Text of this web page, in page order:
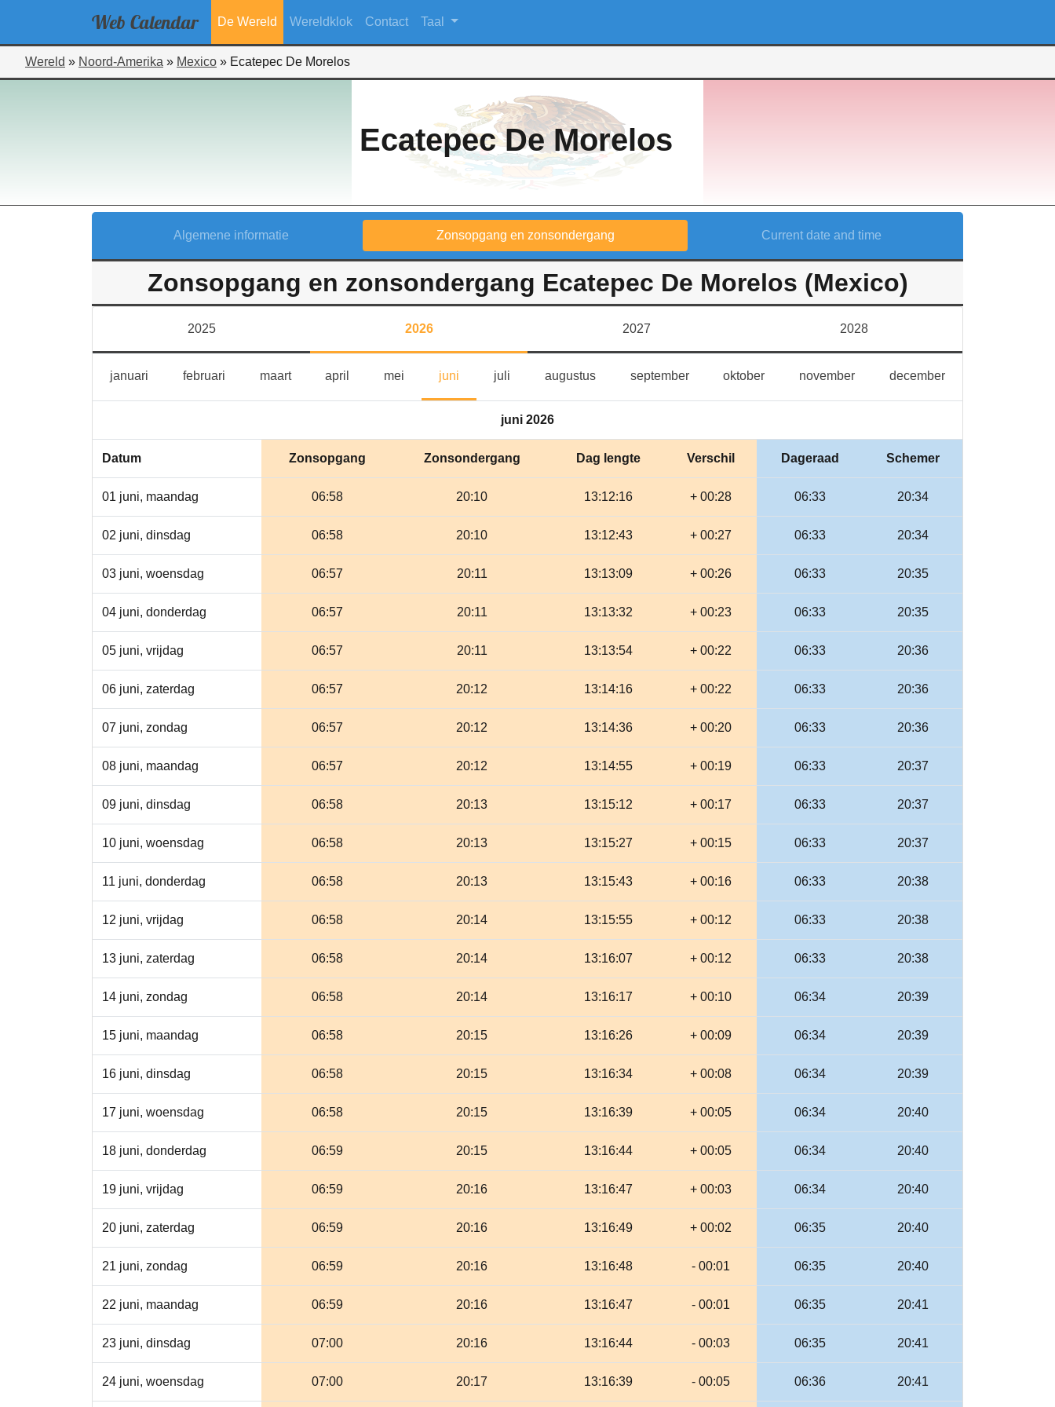
Web Calendar De Wereld Wereldklok Contact Taal
Wereld » Noord-Amerika » Mexico » Ecatepec De Morelos
Ecatepec De Morelos
Algemene informatie Zonsopgang en zonsondergang Current date and time
Zonsopgang en zonsondergang Ecatepec De Morelos (Mexico)
2025 2026 2027 2028
januarijanuarifebruarifebruarimaartmaart april mei juni julijuli augustusaugustusseptemberseptember
oktoberoktobernovembernovemberdecemberdecember
juni 2026
Datum Zonsopgang Zonsondergang Dag lengte Verschil Dageraad Schemer
01 juni, maandag 06:58 20:10 13:12:16 + 00:28 06:33 20:34
02 juni, dinsdag 06:58 20:10 13:12:43 + 00:27 06:33 20:34
03 juni, woensdag 06:57 20:11 13:13:09 + 00:26 06:33 20:35
04 juni, donderdag 06:57 20:11 13:13:32 + 00:23 06:33 20:35
05 juni, vrijdag 06:57 20:11 13:13:54 + 00:22 06:33 20:36
06 juni, zaterdag 06:57 20:12 13:14:16 + 00:22 06:33 20:36
07 juni, zondag 06:57 20:12 13:14:36 + 00:20 06:33 20:36
08 juni, maandag 06:57 20:12 13:14:55 + 00:19 06:33 20:37
09 juni, dinsdag 06:58 20:13 13:15:12 + 00:17 06:33 20:37
10 juni, woensdag 06:58 20:13 13:15:27 + 00:15 06:33 20:37
11 juni, donderdag 06:58 20:13 13:15:43 + 00:16 06:33 20:38
12 juni, vrijdag 06:58 20:14 13:15:55 + 00:12 06:33 20:38
13 juni, zaterdag 06:58 20:14 13:16:07 + 00:12 06:33 20:38
14 juni, zondag 06:58 20:14 13:16:17 + 00:10 06:34 20:39
15 juni, maandag 06:58 20:15 13:16:26 + 00:09 06:34 20:39
16 juni, dinsdag 06:58 20:15 13:16:34 + 00:08 06:34 20:39
17 juni, woensdag 06:58 20:15 13:16:39 + 00:05 06:34 20:40
18 juni, donderdag 06:59 20:15 13:16:44 + 00:05 06:34 20:40
19 juni, vrijdag 06:59 20:16 13:16:47 + 00:03 06:34 20:40
20 juni, zaterdag 06:59 20:16 13:16:49 + 00:02 06:35 20:40
21 juni, zondag 06:59 20:16 13:16:48 - 00:01 06:35 20:40
22 juni, maandag 06:59 20:16 13:16:47 - 00:01 06:35 20:41
23 juni, dinsdag 07:00 20:16 13:16:44 - 00:03 06:35 20:41
24 juni, woensdag 07:00 20:17 13:16:39 - 00:05 06:36 20:41